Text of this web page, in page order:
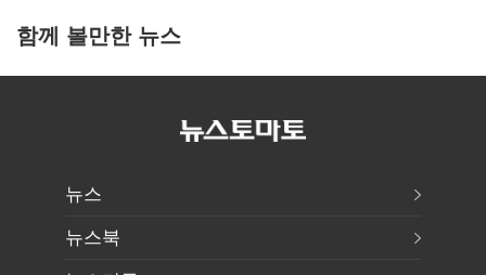
함께 볼만한 뉴스
뉴스
뉴스북